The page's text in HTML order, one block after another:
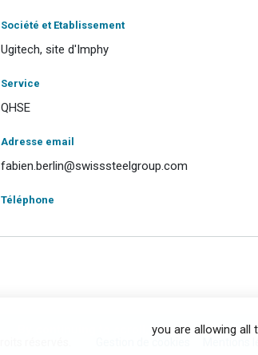
Société et Etablissement
Ugitech, site d'Imphy
Service
QHSE
Adresse email
fabien.berlin@swisssteelgroup.com
Téléphone
you are allowing all